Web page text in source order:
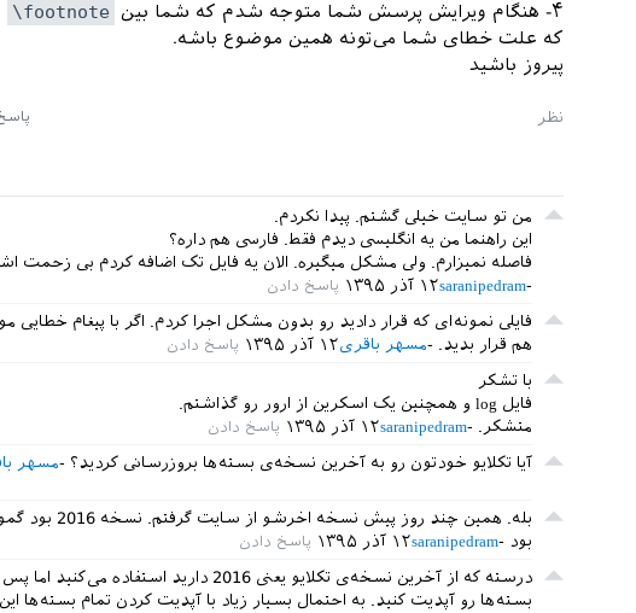
۴- هنگام ویرایش پرسش شما متوجه شدم که شما بین
\footnote
که علت خطای شما می‌تونه همین موضوع باشه.
پیروز باشید
من تو سایت خیلی گشتم. پیدا نکردم.
این راهنما من یه انگلیسی دیدم فقط. فارسی هم داره؟
فاصله نمیزارم. ولی مشکل میگیره. الان یه فایل تک اضافه کردم بی زحمت
۱۲ آذر ۱۳۹۵saranipedram
هم قرار بدید.
۱۲ آذر ۱۳۹۵مسهر باقری
با تشکر
فایل log و همچنین یک اسکرین از ارور رو گذاشتم.
متشکر.
۱۲ آذر ۱۳۹۵saranipedram
آیا تکلایو خودتون رو به آخرین نسخه‌ی بسته‌ها بروزرسانی کردید؟
مسهر
بود
۱۲ آذر ۱۳۹۵saranipedram
درسته که از آخرین نسخه‌ی تکلایو یعنی 2016 دارید
بسته‌ها رو آپدیت کنید. به احتمال بسیار زیاد با آپدیت کردن تمام بسته‌ها